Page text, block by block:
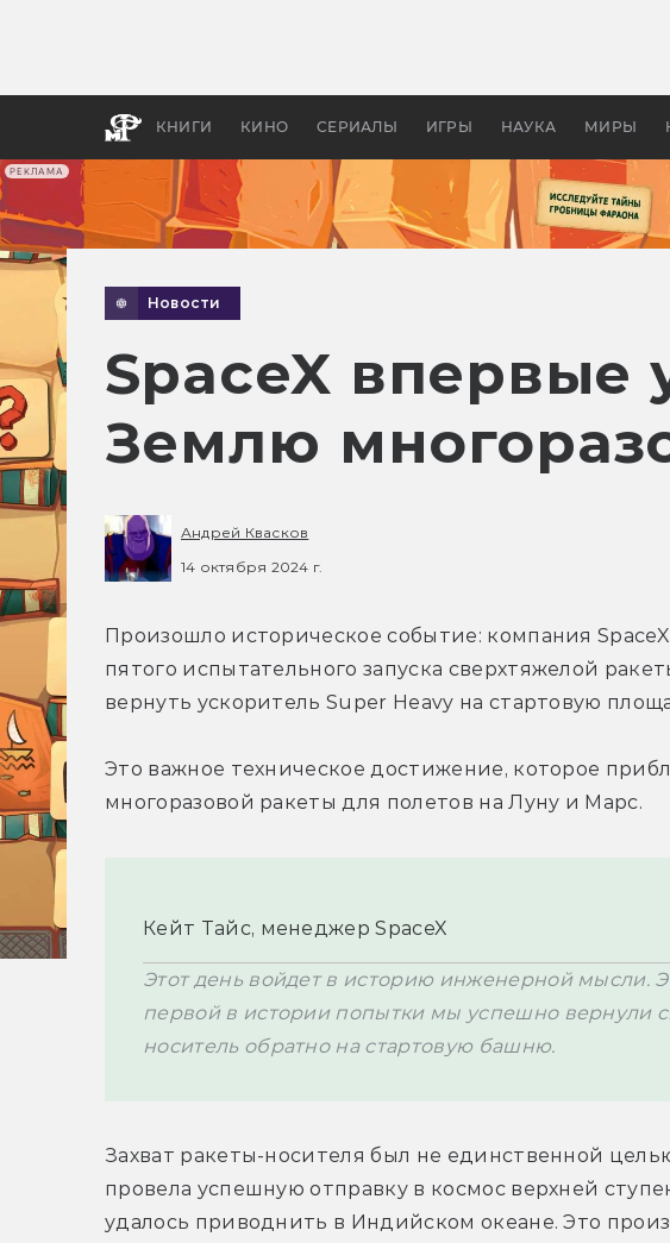
РЕКЛАМА
КНИГИ КИНО СЕРИАЛЫ ИГРЫ НАУКА МИРЫ
бы «Властелина
Новости
SpaceX впервые
Землю
Андрей Квасков
14 октября 2024 г.
Произошло историческое событие: компания
пятого испытательного запуска сверхтяжелой
вернуть ускоритель Super Heavy на стартовую
Это важное техническое достижение, которое
многоразовой ракеты для полетов на Луну и Марс.
Кейт Тайс, менеджер SpaceX
Этот день войдет в историю инженерной мысли.
первой в истории попытки мы успешно вернули
носитель обратно на стартовую башню.
Захват ракеты-носителя был не единственной
провела успешную отправку в космос верхней
удалось приводнить в Индийском океане. Это